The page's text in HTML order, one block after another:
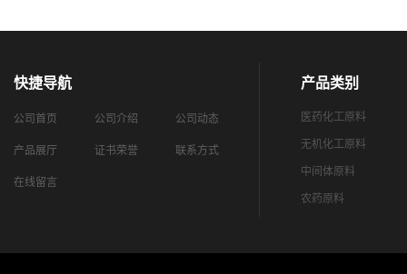
快捷导航
公司首页 公司介绍 公司动态
产品展厅 证书荣誉 联系方式
在线留言
产品类别
医药化工原料
无机化工原料
中间体原料
农药原料